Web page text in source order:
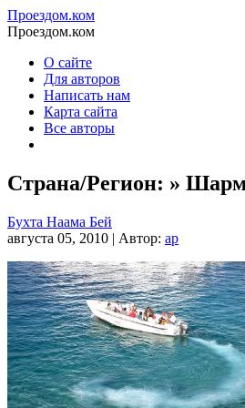
Проездом.ком
Проездом.ком
О сайте
Для авторов
Написать нам
Карта сайта
Все авторы
Страна/Регион: »
Бухта Наама Бей
августа 05, 2010 | Автор: ap